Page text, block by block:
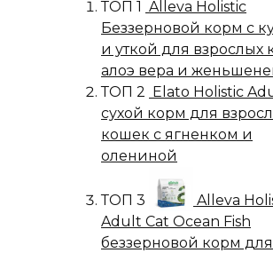
ТОП 1 Alleva Holistic
Беззерновой корм с
и уткой для взрослых
алоэ вера и
ТОП 2 Elato Holistic
сухой корм для
кошек с ягненком и
олениной
ТОП 3
Alleva
Adult Cat Ocean Fish
беззерновой корм для